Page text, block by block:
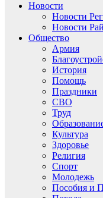
Новости
Новости
Новости
Общество
Армия
История
Помощь
Праздники
СВО
Труд
Культура
Здоровье
Религия
Спорт
Молодежь
Пособия и